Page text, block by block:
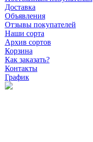
Доставка
Объявления
Отзывы покупателей
Наши сорта
Архив сортов
Корзина
Как заказать?
Контакты
График